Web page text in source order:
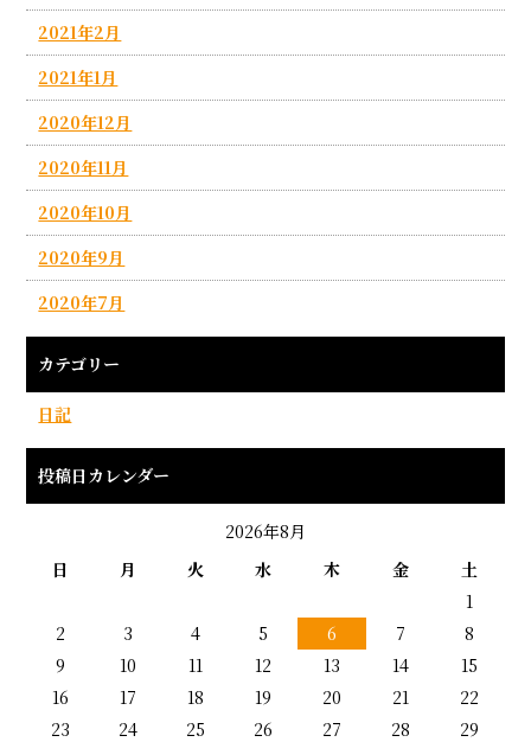
2021年2月
2021年1月
2020年12月
2020年11月
2020年10月
2020年9月
2020年7月
カテゴリー
日記
投稿日カレンダー
2026年8月
日
月 火 水 木 金
土
1
2
3 4 5 6 7
8
9
10 11 12 13 14
15
16
17 18 19 20 21
22
23
24 25 26 27 28 29